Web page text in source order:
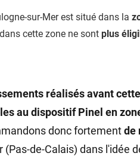
sur-Mer est situé dans la
cette zone ne sont plus
réalisés avant
au dispositif Pinel en
donc fortementde
(Pas-de-Calais) dans l'idée